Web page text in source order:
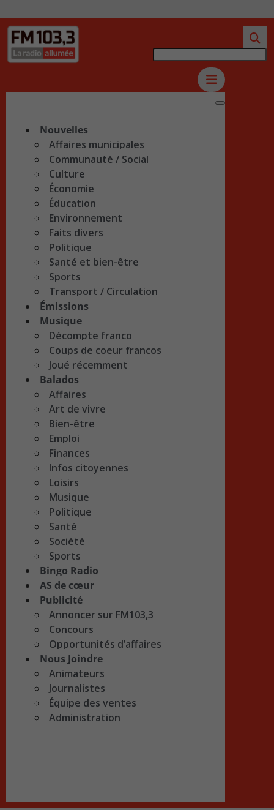
Nouvelles
Affaires municipales
Communauté / Social
Culture
Économie
Éducation
Environnement
Faits divers
Politique
Santé et bien-être
Sports
Transport / Circulation
Émissions
Musique
Décompte franco
Coups de coeur francos
Joué récemment
Balados
Affaires
Art de vivre
Bien-être
Emploi
Finances
Infos citoyennes
Loisirs
Musique
Politique
Santé
Société
Sports
Bingo Radio
AS de cœur
Publicité
Annoncer sur FM103,3
Concours
Opportunités d’affaires
Nous Joindre
Animateurs
Journalistes
Équipe des ventes
Administration